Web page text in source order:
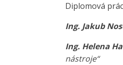
Diplomová
Ing. Jakub
Ing. Helena
nástroje“